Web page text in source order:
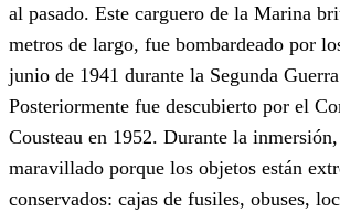
al pasado. Este carguero de la Marina
metros de largo, fue bombardeado por
junio de 1941 durante la Segunda
Posteriormente fue descubierto por el
Cousteau en 1952. Durante la
maravillado porque los objetos están
conservados: cajas de fusiles, obuses,